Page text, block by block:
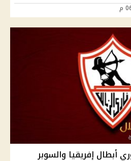
أبطال إفريقيا والسوبر